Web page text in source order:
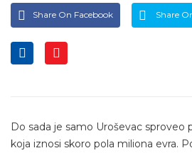
Share On Facebook Share
Do sada je samo Uroševac sproveo
koja iznosi skoro pola miliona evra.